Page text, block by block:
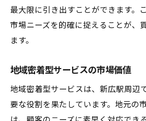
最大限に引き出すことができます。
市場ニーズを的確に捉えることが、
ます。
地域密着型サービスの市場価値
地域密着型サービスは、新広駅周辺
要な役割を果たしています。地元の